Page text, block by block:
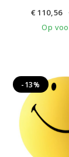
€ 110,56
Op
-13%